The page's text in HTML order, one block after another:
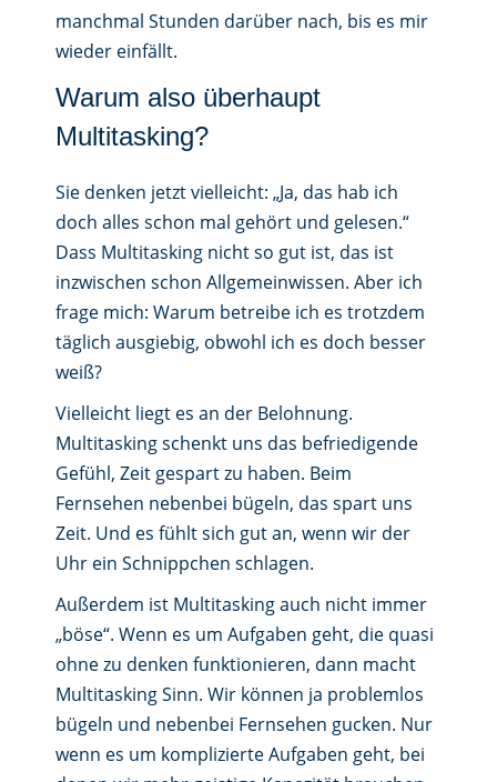
manchmal Stunden darüber nach, bis es mir
wieder einfällt.
Warum also überhaupt
Multitasking?
Sie denken jetzt vielleicht: „Ja, das hab ich
doch alles schon mal gehört und gelesen.“
Dass Multitasking nicht so gut ist, das ist
inzwischen schon Allgemeinwissen. Aber ich
frage mich: Warum betreibe ich es trotzdem
täglich ausgiebig, obwohl ich es doch besser
weiß?
Vielleicht liegt es an der Belohnung.
Multitasking schenkt uns das befriedigende
Gefühl, Zeit gespart zu haben. Beim
Fernsehen nebenbei bügeln, das spart uns
Zeit. Und es fühlt sich gut an, wenn wir der
Uhr ein Schnippchen schlagen.
Außerdem ist Multitasking auch nicht immer
„böse“. Wenn es um Aufgaben geht, die quasi
ohne zu denken funktionieren, dann macht
Multitasking Sinn. Wir können ja problemlos
bügeln und nebenbei Fernsehen gucken. Nur
wenn es um komplizierte Aufgaben geht, bei